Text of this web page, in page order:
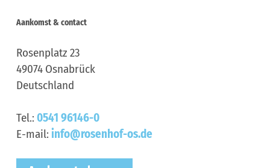
Aankomst & contact
Rosenplatz 23
49074 Osnabrück
Deutschland
Tel.: 0541 96146-0
E-mail: info@rosenhof-os.de